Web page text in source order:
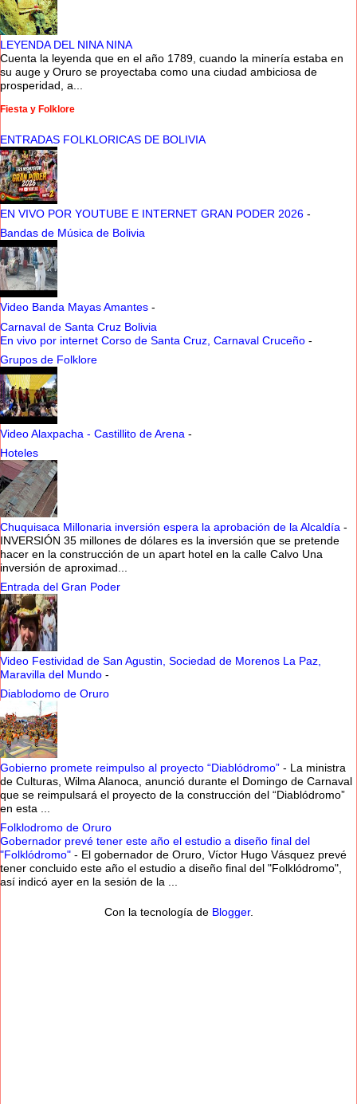
LEYENDA DEL NINA NINA
Cuenta la leyenda que en el año 1789, cuando la minería estaba en
su auge y Oruro se proyectaba como una ciudad ambiciosa de
prosperidad, a...
Fiesta y Folklore
ENTRADAS FOLKLORICAS DE BOLIVIA
EN VIVO POR YOUTUBE E INTERNET GRAN PODER 2026 -
Bandas de Música de Bolivia
Video Banda Mayas Amantes -
Carnaval de Santa Cruz Bolivia
En vivo por internet Corso de Santa Cruz, Carnaval Cruceño -
Grupos de Folklore
Video Alaxpacha - Castillito de Arena -
Hoteles
Chuquisaca Millonaria inversión espera la aprobación de la Alcaldía -
INVERSIÓN 35 millones de dólares es la inversión que se pretende
hacer en la construcción de un apart hotel en la calle Calvo Una
inversión de aproximad...
Entrada del Gran Poder
Video Festividad de San Agustin, Sociedad de Morenos La Paz,
Maravilla del Mundo -
Diablodomo de Oruro
Gobierno promete reimpulso al proyecto “Diablódromo” - La ministra
de Culturas, Wilma Alanoca, anunció durante el Domingo de Carnaval
que se reimpulsará el proyecto de la construcción del “Diablódromo”
en esta ...
Folklodromo de Oruro
Gobernador prevé tener este año el estudio a diseño final del
"Folklódromo" - El gobernador de Oruro, Víctor Hugo Vásquez prevé
tener concluido este año el estudio a diseño final del "Folklódromo",
así indicó ayer en la sesión de la ...
Con la tecnología de Blogger.